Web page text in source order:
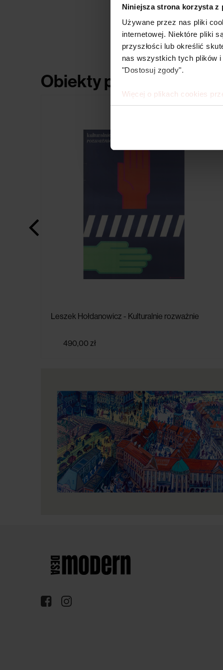
Niniejsza strona korzysta z
Używane przez nas pliki
internetowej. Niektóre pliki
przyszłości lub określić
nas wszystkich tych plików
"Dostosuj zgody".
Więcej o plikach cookies
Obiekty powiązane
Leszek Hołdanowicz - Kulturalnie rozważnie
490,00 zł